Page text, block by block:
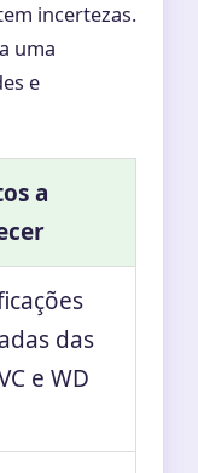
incertezas.
uma
e
a
das
e WD